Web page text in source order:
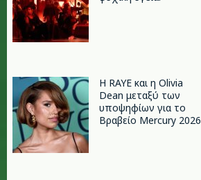
Η RAYE και η Olivia
Dean μεταξύ των
υποψηφίων για το
Βραβείο Mercury 2026